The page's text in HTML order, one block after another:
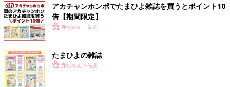
アカチャンホンポでたまひよ雑誌を買うとポイント10
倍【期間限定】
赤ちゃん・育児
たまひよの雑誌
赤ちゃん・育児